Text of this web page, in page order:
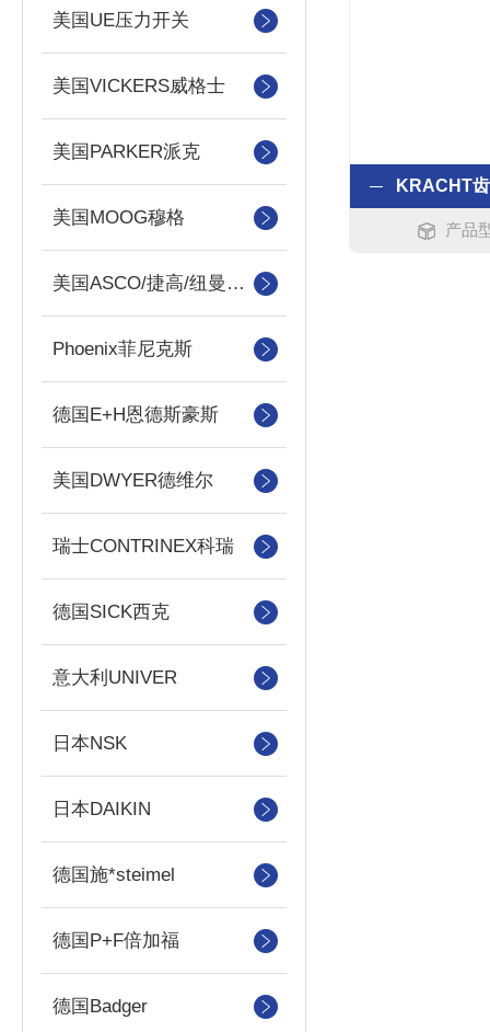
美国UE压力开关
美国VICKERS威格士
美国PARKER派克
美国MOOG穆格
美国ASCO/捷高/纽曼蒂克
Phoenix菲尼克斯
德国E+H恩德斯豪斯
美国DWYER德维尔
瑞士CONTRINEX科瑞
德国SICK西克
意大利UNIVER
日本NSK
日本DAIKIN
德国施*steimel
德国P+F倍加福
德国Badger
产品